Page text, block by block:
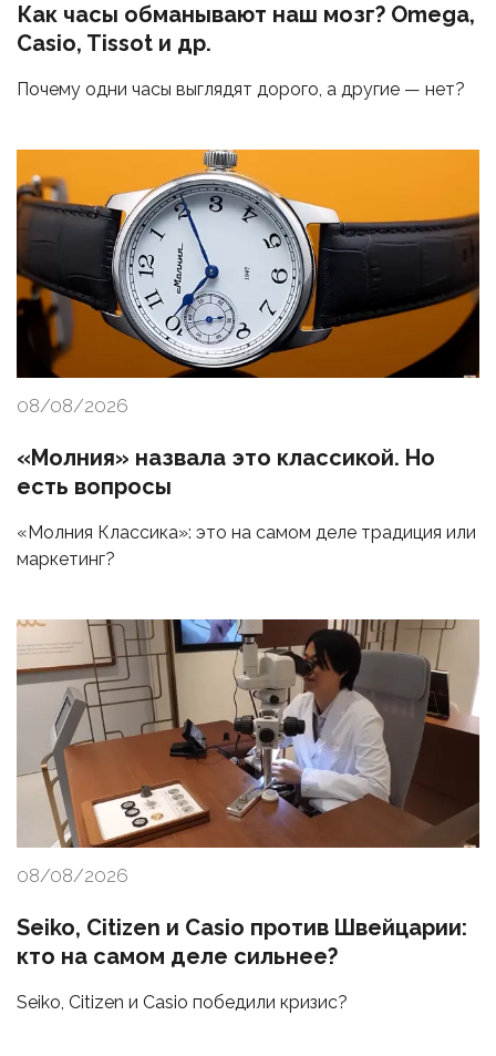
Как часы обманывают наш мозг? Omega,
Casio, Tissot и др.
Почему одни часы выглядят дорого, а другие — нет?
08/08/2026
«Молния» назвала это классикой. Но
есть вопросы
«Молния Классика»: это на самом деле традиция или
маркетинг?
08/08/2026
Seiko, Citizen и Casio против Швейцарии:
кто на самом деле сильнее?
Seiko, Citizen и Casio победили кризис?